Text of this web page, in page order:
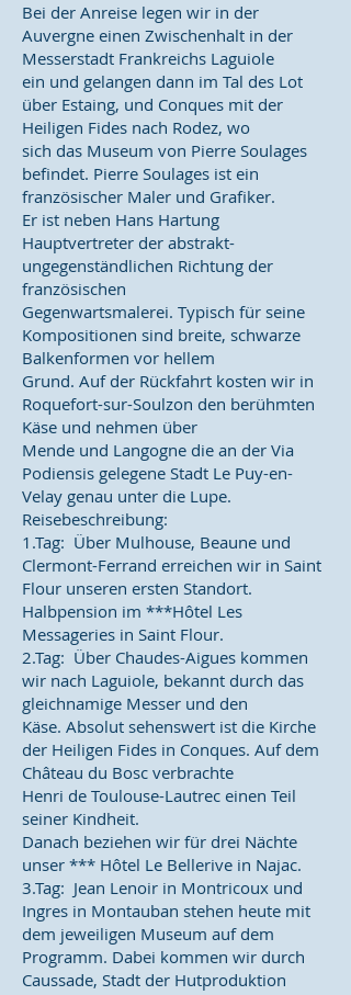
Bei der Anreise legen wir in der
Auvergne einen Zwischenhalt in der
Messerstadt Frankreichs Laguiole
ein und gelangen dann im Tal des Lot
über Estaing, und Conques mit der
Heiligen Fides nach Rodez, wo
sich das Museum von Pierre Soulages
befindet. Pierre Soulages ist ein
französischer Maler und Grafiker.
Er ist neben Hans Hartung
Hauptvertreter der abstrakt-
ungegenständlichen Richtung der
französischen
Gegenwartsmalerei. Typisch für seine
Kompositionen sind breite, schwarze
Balkenformen vor hellem
Grund. Auf der Rückfahrt kosten wir in
Roquefort-sur-Soulzon den berühmten
Käse und nehmen über
Mende und Langogne die an der Via
Podiensis gelegene Stadt Le Puy-en-
Velay genau unter die Lupe.
Reisebeschreibung:
1.Tag: Über Mulhouse, Beaune und
Clermont-Ferrand erreichen wir in Saint
Flour unseren ersten Standort.
Halbpension im ***Hôtel Les
Messageries in Saint Flour.
2.Tag: Über Chaudes-Aigues kommen
wir nach Laguiole, bekannt durch das
gleichnamige Messer und den
Käse. Absolut sehenswert ist die Kirche
der Heiligen Fides in Conques. Auf dem
Château du Bosc verbrachte
Henri de Toulouse-Lautrec einen Teil
seiner Kindheit.
Danach beziehen wir für drei Nächte
unser *** Hôtel Le Bellerive in Najac.
3.Tag: Jean Lenoir in Montricoux und
Ingres in Montauban stehen heute mit
dem jeweiligen Museum auf dem
Programm. Dabei kommen wir durch
Caussade, Stadt der Hutproduktion